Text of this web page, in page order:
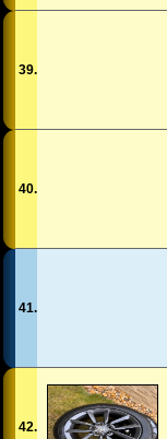
39.
40.
41.
42.